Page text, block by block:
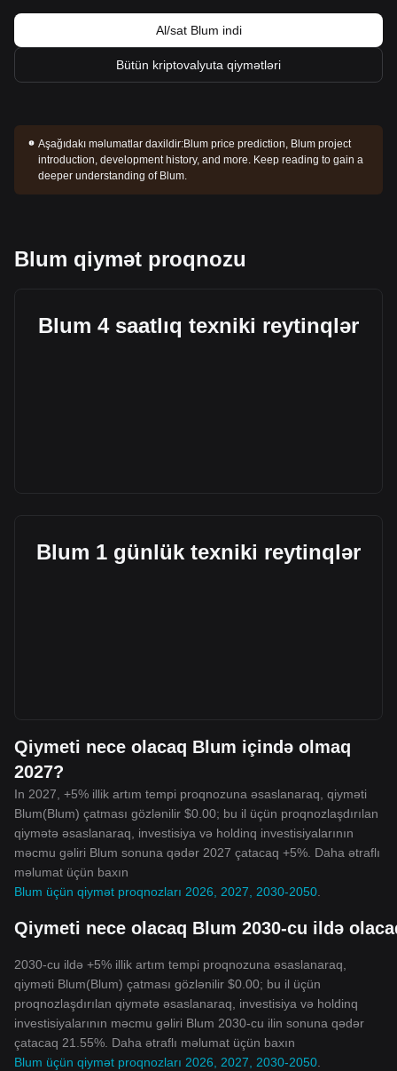
Al/sat Blum indi
Bütün kriptovalyuta qiymətləri
Aşağıdakı məlumatlar daxildir:Blum price prediction, Blum project
introduction, development history, and more. Keep reading to gain a
deeper understanding of Blum.
Blum qiymət proqnozu
Blum 4 saatlıq texniki reytinqlər
Blum 1 günlük texniki reytinqlər
Qiymeti nece olacaq Blum içində olmaq
2027?
In 2027, +5% illik artım tempi proqnozuna əsaslanaraq, qiyməti
Blum(Blum) çatması gözlənilir $0.00; bu il üçün proqnozlaşdırılan
qiymətə əsaslanaraq, investisiya və holdinq investisiyalarının
məcmu gəliri Blum sonuna qədər 2027 çatacaq +5%. Daha ətraflı
məlumat üçün baxın
Blum üçün qiymət proqnozları 2026, 2027, 2030-2050
Qiymeti nece olacaq Blum 2030-cu ildə
2030-cu ildə +5% illik artım tempi proqnozuna əsaslanaraq,
qiyməti Blum(Blum) çatması gözlənilir $0.00; bu il üçün
proqnozlaşdırılan qiymətə əsaslanaraq, investisiya və holdinq
investisiyalarının məcmu gəliri Blum 2030-cu ilin sonuna qədər
çatacaq 21.55%. Daha ətraflı məlumat üçün baxın
Blum üçün qiymət proqnozları 2026, 2027, 2030-2050